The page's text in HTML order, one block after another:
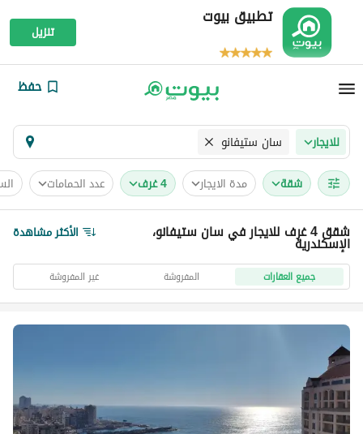
تطبيق بيوت
تنزيل
حفظ
للايجار سان ستيفانو
شقة مدة الايجار 4 غرف عدد الحمامات
شقق 4 غرف للايجار في سان ستيفانو،الإسكندرية الأكثر مشاهدة
جميع العقارات المفروشة غير المفروشة